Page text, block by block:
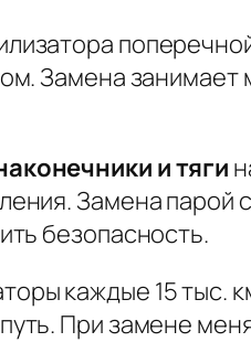
Замена
и тяги
Замена парой
безопасность.
каждые 15 тыс.
При замене